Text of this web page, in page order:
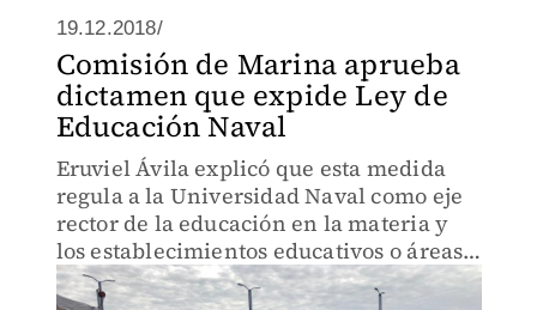
19.12.2018/
Comisión de Marina aprueba
dictamen que expide Ley de
Educación Naval
Eruviel Ávila explicó que esta medida
regula a la Universidad Naval como eje
rector de la educación en la materia y
los establecimientos educativos o áreas
que llevan a cabo el proceso enseñanza-